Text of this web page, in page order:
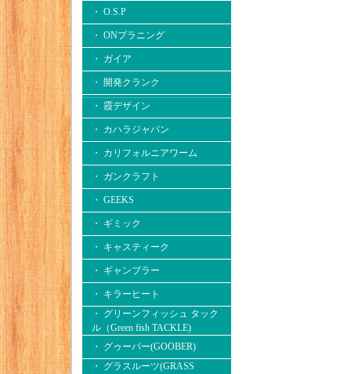
・ O.S.P
・ ONプラニング
・ ガイア
・ 開発クランク
・ 霞デザイン
・ カハラジャパン
・ カリフォルニアワーム
・ ガンクラフト
・ GEEKS
・ ギミック
・ キャスティーク
・ ギャンブラー
・ キラーヒート
・ グリーンフィッシュ タック
ル（Green fish TACKLE)
・ グゥーバー(GOOBER)
・ グラスルーツ(GRASS